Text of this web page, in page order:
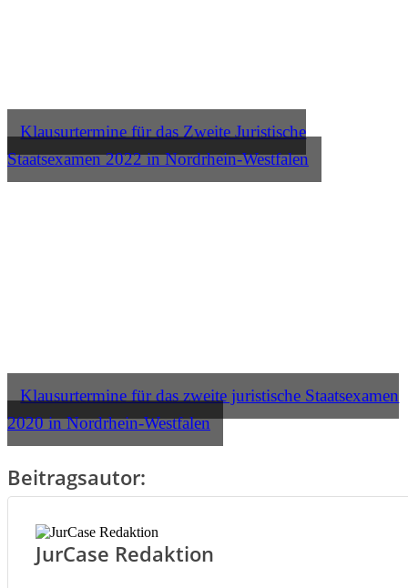
Klausurtermine für das Zweite Juristische
Staatsexamen 2022 in Nordrhein-Westfalen
Klausurtermine für das zweite juristische Staatsexamen
2020 in Nordrhein-Westfalen
Beitragsautor:
JurCase Redaktion